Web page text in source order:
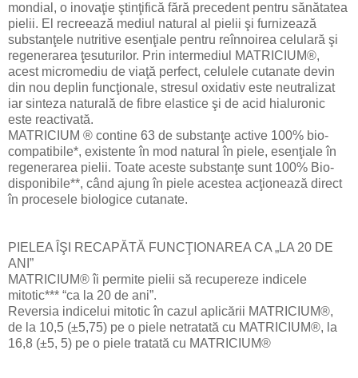
mondial, o inovaţie ştinţifică fără precedent pentru sănătatea
pielii. El recreează mediul natural al pielii şi furnizează
substanţele nutritive esenţiale pentru reînnoirea celulară şi
regenerarea ţesuturilor. Prin intermediul MATRICIUM®,
acest micromediu de viaţă perfect, celulele cutanate devin
din nou deplin funcţionale, stresul oxidativ este neutralizat
iar sinteza naturală de fibre elastice şi de acid hialuronic
este reactivată.
MATRICIUM ® contine 63 de substanţe active 100% bio-
compatibile*, existente în mod natural în piele, esenţiale în
regenerarea pielii. Toate aceste substanţe sunt 100% Bio-
disponibile**, când ajung în piele acestea acţionează direct
în procesele biologice cutanate.
PIELEA ÎŞI RECAPĂTĂ FUNCŢIONAREA CA „LA 20 DE
ANI”
MATRICIUM® îi permite pielii să recupereze indicele
mitotic*** “ca la 20 de ani”.
Reversia indicelui mitotic în cazul aplicării MATRICIUM®,
de la 10,5 (±5,75) pe o piele netratată cu MATRICIUM®, la
16,8 (±5, 5) pe o piele tratată cu MATRICIUM®